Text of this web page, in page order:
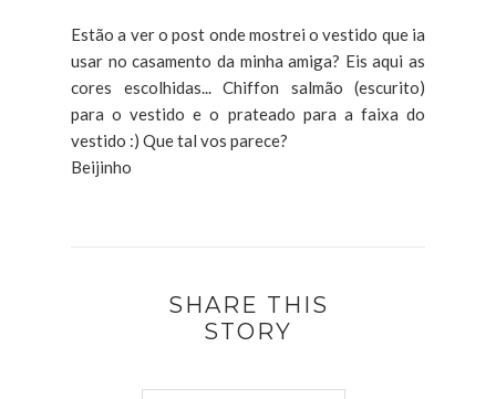
Estão a ver o post onde mostrei o vestido que ia
usar no casamento da minha amiga? Eis aqui as
cores escolhidas... Chiffon salmão (escurito)
para o vestido e o prateado para a faixa do
vestido :) Que tal vos parece?
Beijinho
SHARE THIS
STORY